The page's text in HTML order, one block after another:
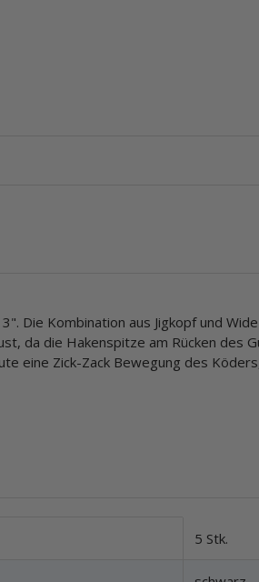
Die Kombination aus Jigkopf und
da die Hakenspitze am Rücken des
eine Zick-Zack Bewegung des
5 Stk.